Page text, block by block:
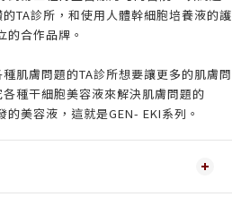
TA診所，和使用人體幹細胞培養液的護
的合作品牌。
肌膚問題的TA診所想要讓更多的肌膚問
種干細胞美容液來解決肌膚問題的
的美容液，這就是GEN- EKI系列。